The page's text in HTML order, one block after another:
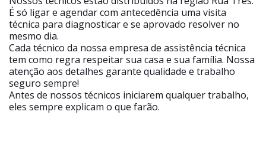
É só ligar e agendar com antecedência uma visita
técnica para diagnosticar e se aprovado resolver no
mesmo dia.
Cada técnico da nossa empresa de assistência técnica
tem como regra respeitar sua casa e sua família. Nossa
atenção aos detalhes garante qualidade e trabalho
seguro sempre!
Antes de nossos técnicos iniciarem qualquer trabalho,
eles sempre explicam o que farão.